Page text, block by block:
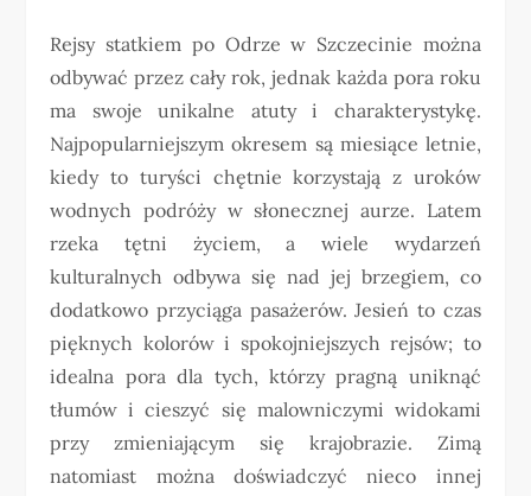
Rejsy statkiem po Odrze w Szczecinie można
odbywać przez cały rok, jednak każda pora roku
ma swoje unikalne atuty i charakterystykę.
Najpopularniejszym okresem są miesiące letnie,
kiedy to turyści chętnie korzystają z uroków
wodnych podróży w słonecznej aurze. Latem
rzeka tętni życiem, a wiele wydarzeń
kulturalnych odbywa się nad jej brzegiem, co
dodatkowo przyciąga pasażerów. Jesień to czas
pięknych kolorów i spokojniejszych rejsów; to
idealna pora dla tych, którzy pragną uniknąć
tłumów i cieszyć się malowniczymi widokami
przy zmieniającym się krajobrazie. Zimą
natomiast można doświadczyć nieco innej